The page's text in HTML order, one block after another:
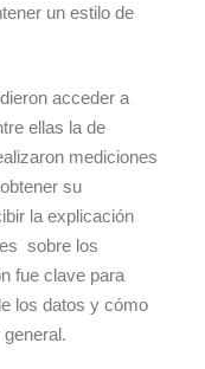
un estilo de
acceder a
ellas la de
mediciones
su
la explicación
sobre los
fue clave para
los datos y cómo